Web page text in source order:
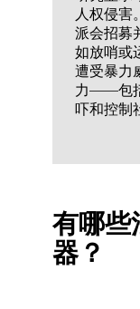
人权侵害
派会招募
如放哨或
遭受暴力
力——包
吓和控制
有哪些
器？